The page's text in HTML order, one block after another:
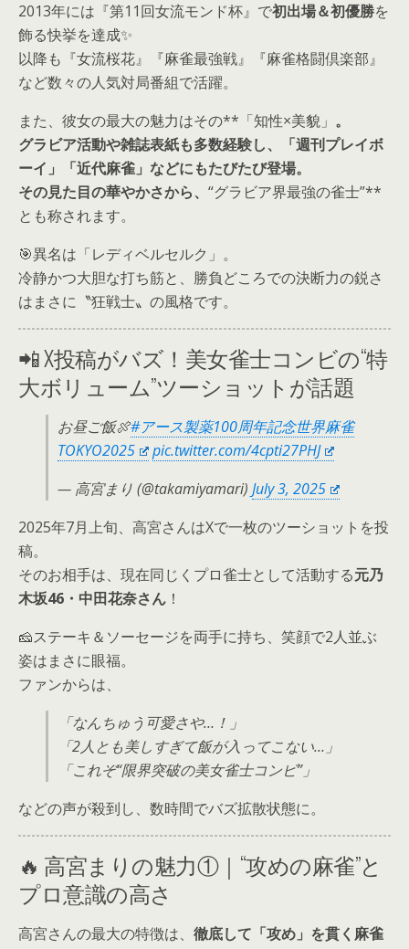
2013年には『第11回女流モンド杯』で初出場＆初優勝を
飾る快挙を達成✨
以降も『女流桜花』『麻雀最強戦』『麻雀格闘倶楽部』
など数々の人気対局番組で活躍。
また、彼女の最大の魅力はその**「知性×美貌」 。
グラビア活動や雑誌表紙も多数経験し、「週刊プレイボ
ーイ」「近代麻雀」などにもたびたび登場。
その見た目の華やかさから、 “グラビア界最強の雀士”**
とも称されます。
🎯異名は「レディベルセルク」。
冷静かつ大胆な打ち筋と、勝負どころでの決断力の鋭さ
はまさに〝狂戦士〟の風格です。
📲 X投稿がバズ！美女雀士コンビの“特
大ボリューム”ツーショットが話題
お昼ご飯🍖#アース製薬100周年記念世界麻雀
TOKYO2025
pic.twitter.com/4cpti27PHJ
— 高宮まり (@takamiyamari) July 3, 2025
2025年7月上旬、高宮さんはXで一枚のツーショットを投
稿。
そのお相手は、現在同じくプロ雀士として活動する元乃
木坂46・中田花奈さん ！
🧀ステーキ＆ソーセージを両手に持ち、笑顔で2人並ぶ
姿はまさに眼福。
ファンからは、
「なんちゅう可愛さや…！」
「2人とも美しすぎて飯が入ってこない…」
「これぞ“限界突破の美女雀士コンビ”」
などの声が殺到し、数時間でバズ拡散状態に。
🔥 高宮まりの魅力①｜“攻めの麻雀”と
プロ意識の高さ
高宮さんの最大の特徴は、 徹底して「攻め」を貫く麻雀